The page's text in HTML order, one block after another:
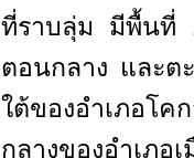
ที่ราบลุ่ม มีพื้นที่
ตอนกลาง และต
ใต้ของอำเภอโ
กลางของอำเภ